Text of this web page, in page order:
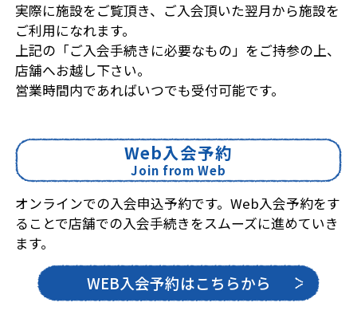
実際に施設をご覧頂き、ご入会頂いた翌月から施設を
ご利用になれます。
上記の「ご入会手続きに必要なもの」をご持参の上、
店舗へお越し下さい。
営業時間内であればいつでも受付可能です。
Web入会予約
Join from Web
オンラインでの入会申込予約です。Web入会予約をす
ることで店舗での入会手続きをスムーズに進めていき
ます。
WEB入会予約はこちらから